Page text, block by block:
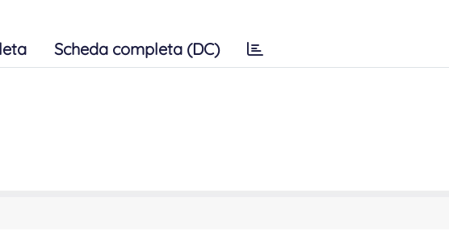
Scheda completa (DC)